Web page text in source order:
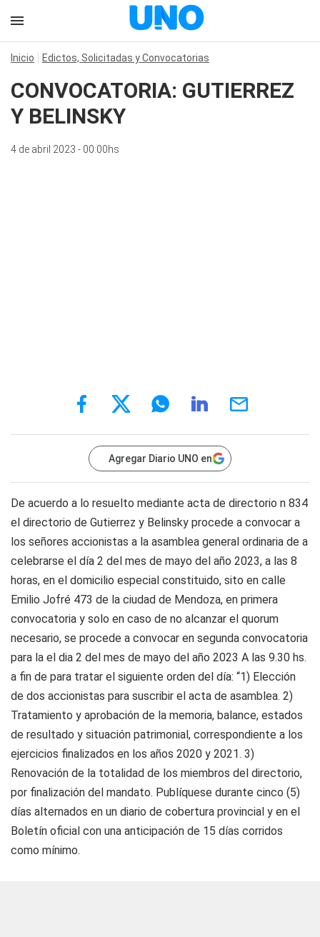
Inicio Edictos, Solicitadas y Convocatorias
CONVOCATORIA: GUTIERREZ
Y BELINSKY
4 de abril 2023 - 00:00hs
Agregar Diario UNO en
De acuerdo a lo resuelto mediante acta de directorio n 834
el directorio de Gutierrez y Belinsky procede a convocar a
los señores accionistas a la asamblea general ordinaria de a
celebrarse el día 2 del mes de mayo del año 2023, a las 8
horas, en el domicilio especial constituido, sito en calle
Emilio Jofré 473 de la ciudad de Mendoza, en primera
convocatoria y solo en caso de no alcanzar el quorum
necesario, se procede a convocar en segunda convocatoria
para la el dia 2 del mes de mayo del año 2023 A las 9.30 hs.
a fin de para tratar el siguiente orden del día: “1) Elección
de dos accionistas para suscribir el acta de asamblea. 2)
Tratamiento y aprobación de la memoria, balance, estados
de resultado y situación patrimonial, correspondiente a los
ejercicios finalizados en los años 2020 y 2021. 3)
Renovación de la totalidad de los miembros del directorio,
por finalización del mandato. Publíquese durante cinco (5)
días alternados en un diario de cobertura provincial y en el
Boletín oficial con una anticipación de 15 días corridos
como mínimo.